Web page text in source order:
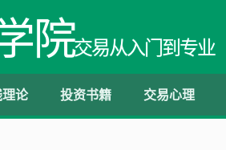
院交易从入门到专业
论 投资书籍 交易心理